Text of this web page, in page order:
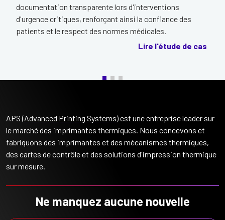
documentation transparente lors d'interventions
d'urgence critiques, renforçant ainsi la confiance des
patients et le respect des normes médicales.
Lire l'étude de cas
APS (Advanced Printing Systems) est une entreprise leader sur
le marché des imprimantes thermiques. Nous concevons et
fabriquons des imprimantes et des mécanismes thermiques,
des cartes de contrôle et des solutions d'impression thermique
sur mesure.
Ne manquez aucune nouvelle